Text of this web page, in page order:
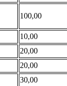
100,00
10,00
20,00
20,00
30,00